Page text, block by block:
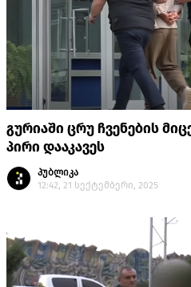
გურიაში ცრუ ჩვენების
პირი დააკავეს
პუბლიკა
12:42, 21 სექტემბერი, 2025